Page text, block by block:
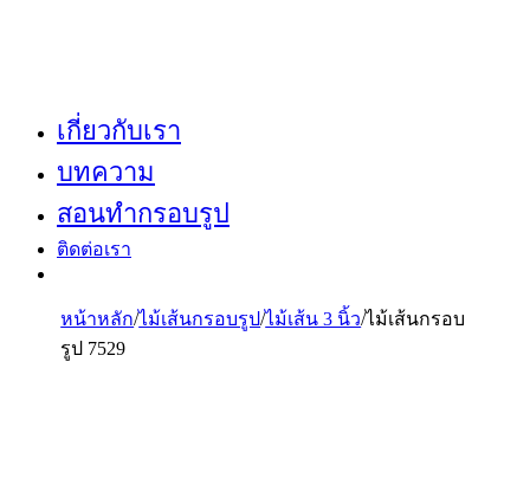
เกี่ยวกับเรา
บทความ
สอนทำกรอบรูป
ติดต่อเรา
หน้าหลัก/ไม้เส้นกรอบรูป/ไม้เส้น 3 นิ้ว/ไม้เส้นกรอบ
รูป 7529